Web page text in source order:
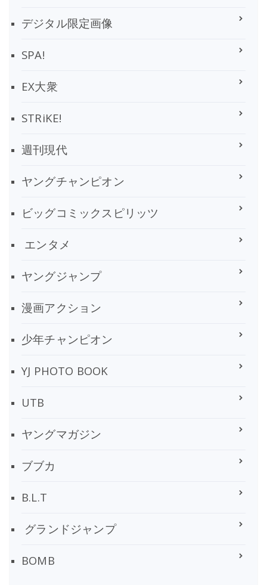
デジタル限定画像
SPA!
EX大衆
STRiKE!
週刊現代
ヤングチャンピオン
ビッグコミックスピリッツ
エンタメ
ヤングジャンプ
漫画アクション
少年チャンピオン
YJ PHOTO BOOK
UTB
ヤングマガジン
ブブカ
B.L.T
グランドジャンプ
BOMB